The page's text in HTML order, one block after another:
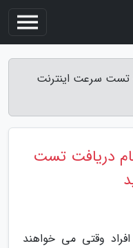
تست سرعت اینترنت
دریافت تست
بعضی افراد وقتی می خواهند